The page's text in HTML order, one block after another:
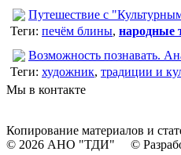
Путешествие с
Теги: печём блины, народные
Возможность познавать.
Теги: художник, традиции и
Мы в контакте
Копирование материалов и
© 2026 АНО "ТДИ" ©